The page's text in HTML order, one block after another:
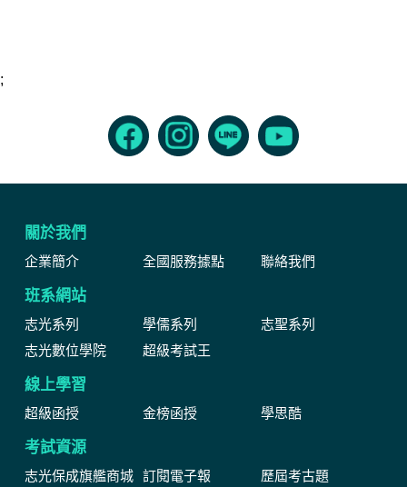
;
關於我們
企業簡介 全國服務據點 聯絡我們
班系網站
志光系列 學儒系列
志聖系列
志光數位學院
超級考試王
線上學習
超級函授 金榜函授 學思酷
考試資源
志光保成旗艦商城 訂閱電子報 歷屆考古題